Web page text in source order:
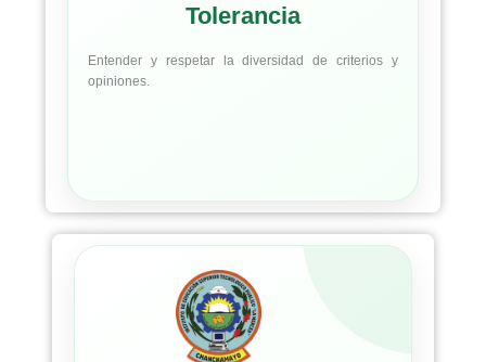
Tolerancia
Entender y respetar la diversidad de criterios y
opiniones.